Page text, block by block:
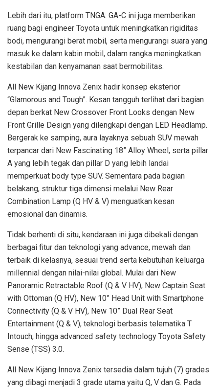
Lebih dari itu, platform TNGA: GA-C ini juga memberikan
ruang bagi engineer Toyota untuk meningkatkan rigiditas
bodi, mengurangi berat mobil, serta mengurangi suara yang
masuk ke dalam kabin mobil, dalam rangka meningkatkan
kestabilan dan kenyamanan saat bermobilitas.
All New Kijang Innova Zenix hadir konsep eksterior
“Glamorous and Tough”. Kesan tangguh terlihat dari bagian
depan berkat New Crossover Front Looks dengan New
Front Grille Design yang dilengkapi dengan LED Headlamp.
Bergerak ke samping, aura layaknya sebuah SUV mewah
terpancar dari New Fascinating 18” Alloy Wheel, serta pillar
A yang lebih tegak dan pillar D yang lebih landai
memperkuat body type SUV. Sementara pada bagian
belakang, struktur tiga dimensi melalui New Rear
Combination Lamp (Q HV & V) menguatkan kesan
emosional dan dinamis.
Tidak berhenti di situ, kendaraan ini juga dibekali dengan
berbagai fitur dan teknologi yang advance, mewah dan
terbaik di kelasnya, sesuai trend serta kebutuhan keluarga
millennial dengan nilai-nilai global. Mulai dari New
Panoramic Retractable Roof (Q & V HV), New Captain Seat
with Ottoman (Q HV), New 10” Head Unit with Smartphone
Connectivity (Q & V HV), New 10” Dual Rear Seat
Entertainment (Q & V), teknologi berbasis telematika T
Intouch, hingga advanced safety technology Toyota Safety
Sense (TSS) 3.0.
All New Kijang Innova Zenix tersedia dalam tujuh (7) grades
yang dibagi menjadi 3 grade utama yaitu Q, V dan G. Pada